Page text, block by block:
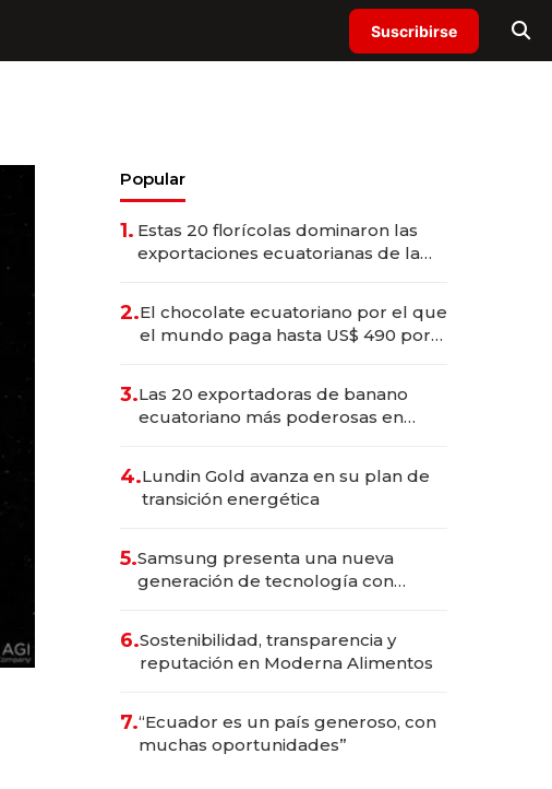
Suscribirse
Popular
1. Estas 20 florícolas dominaron las
exportaciones ecuatorianas de la
2.El chocolate ecuatoriano por el que
el mundo paga hasta US$ 490 por
3.Las 20 exportadoras de banano
ecuatoriano más poderosas en
4.Lundin Gold avanza en su plan de
transición energética
5.Samsung presenta una nueva
generación de tecnología con
6.Sostenibilidad, transparencia y
reputación en Moderna Alimentos
7.“Ecuador es un país generoso, con
muchas oportunidades”